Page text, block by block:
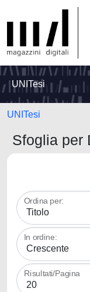
UNITesi
UNITesi
Sfoglia per
Ordina per:
In ordine:
Risultati/Pagina